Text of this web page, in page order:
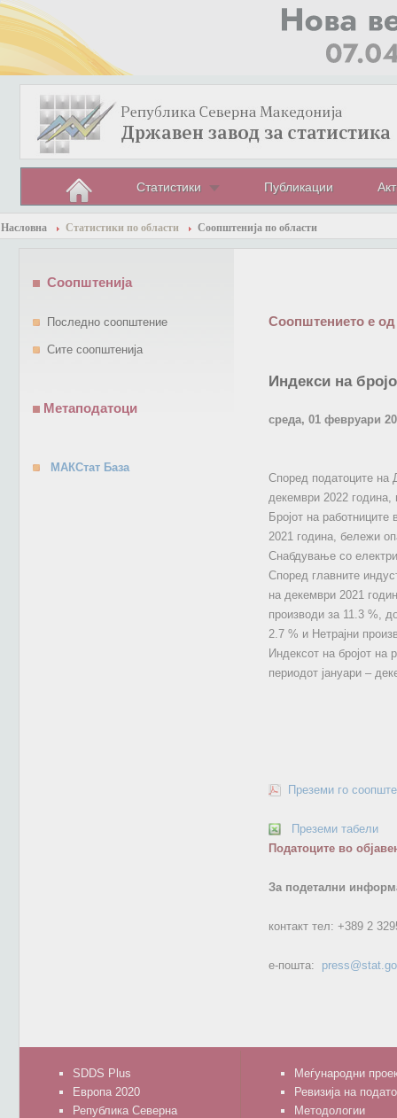
Статистики Публикации
Насловна Статистики по области Соопштенија по области
Соопштението е од
Индекси на
среда, 01 февруари
Според податоците на
декември 2022 година,
Бројот на
2021 година, бележи
Снабдување со
Според главните
на декември 2021
производи за 11.3 %,
2.7 % и Нетрајни
Индексот на бројот на
периодот јануари –
Преземи го
Преземи табели
Податоците во
За подетални
контакт тел: +389 2
е-пошта:
Соопштенија
Последно соопштение
Сите соопштенија
Метаподатоци
МАКСтат База
SDDS Plus
Европа 2020
Република Северна
Меѓународни
Ревизија на
Методологии